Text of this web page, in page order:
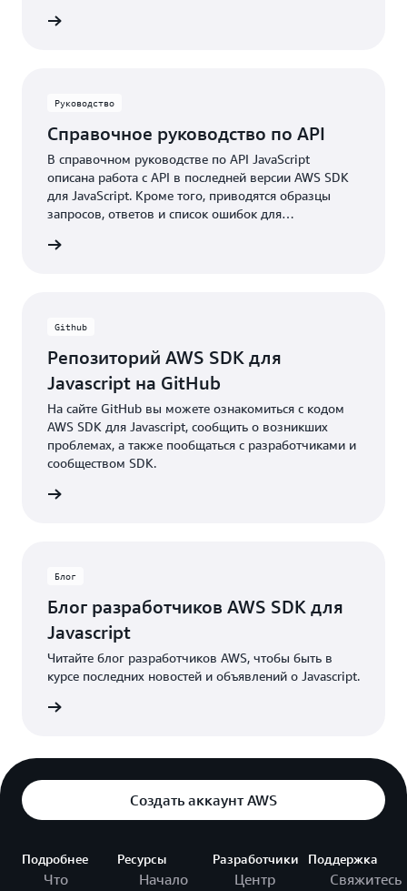
кода с помощью сервисов AWS.
Руководство
Справочное руководство по API
В справочном руководстве по API JavaScript
описана работа с API в последней версии AWS SDK
для JavaScript. Кроме того, приводятся образцы
запросов, ответов и список ошибок для
Github
Репозиторий AWS SDK для
Javascript на GitHub
На сайте GitHub вы можете ознакомиться с кодом
AWS SDK для Javascript, сообщить о возникших
проблемах, а также пообщаться с разработчиками и
сообществом SDK.
Блог
Блог разработчиков AWS SDK для
Javascript
Читайте блог разработчиков AWS, чтобы быть в
курсе последних новостей и объявлений о Javascript.
Создать аккаунт AWS
Подробнее
Что
Ресурсы
Начало
Разработчики
Центр
Поддержка
Свяжитесь